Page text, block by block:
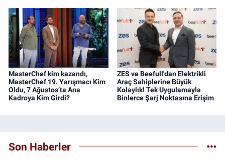
MasterChef kim kazandı,
MasterChef 19. Yarışmacı Kim
Oldu, 7 Ağustos’ta Ana
Kadroya Kim Girdi?
ZES ve Beefull'dan Elektrikli
Araç Sahiplerine Büyük
Kolaylık! Tek Uygulamayla
Binlerce Şarj Noktasına Erişim
Son Haberler